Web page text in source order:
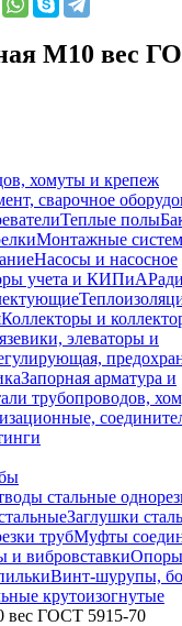
М10 вес
хомуты и крепеж
сварочное
Теплые полы
Монтажные
Насосы и насосное
учета и КИПиА
Коллекторы и
элеваторы и
Запорная арматура и
трубопроводов,
стальные
Заглушки
трубМуфты
и вибровставкиОпоры
Винт-шурупы,
крутоизогнутые
вес ГОСТ 5915-70